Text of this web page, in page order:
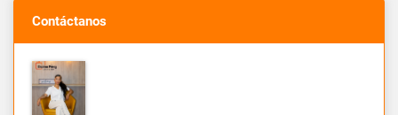
Contáctanos